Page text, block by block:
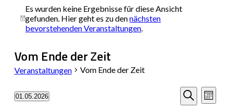
Hinweis
Es wurden keine Ergebnisse für diese Ansicht
gefunden. Hier geht es zu dennächsten
bevorstehenden Veranstaltungen.
Vom Ende der Zeit
Veranstaltungen Vom Ende der Zeit
Suche
Monat
01.05.2026